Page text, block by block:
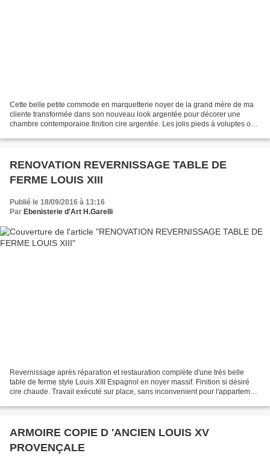
Cette belle petite commode en marquetterie noyer de la grand mère de ma
cliente transformée dans son nouveau look argentée pour décorer une
chambre contemporaine.finition cire argentée. Les jolis pieds à voluptes ont
RENOVATION REVERNISSAGE TABLE DE
FERME LOUIS XIII
Publié le 18/09/2016 à 13:16
Par Ebenisterie d'Art H.Garelli
Revernissage après réparation et restauration complète d'une très belle
table de ferme style Louis XIII Espagnol en noyer massif. Finition si désiré
cire chaude. Travail exécuté sur place, sans inconvenient pour l'appartement
ARMOIRE COPIE D 'ANCIEN LOUIS XV
PROVENÇALE